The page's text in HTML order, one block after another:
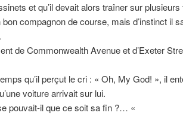
et qu’il devait alors traîner sur plusieurs
compagnon de course, mais d’instinct il
de Commonwealth Avenue et d’Exeter
qu’il perçut le cri : « Oh, My God! », il
voiture arrivait sur lui.
pouvait-il que ce soit sa fin ?… «